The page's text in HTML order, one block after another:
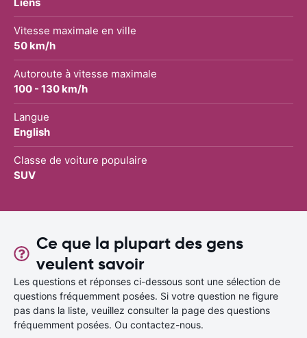
Vitesse maximale en ville
50 km/h
Autoroute à vitesse maximale
100 - 130 km/h
Langue
English
Classe de voiture populaire
SUV
Ce que la plupart des gens
veulent savoir
Les questions et réponses ci-dessous sont une sélection de
questions fréquemment posées. Si votre question ne figure
pas dans la liste, veuillez consulter la page des questions
fréquemment posées. Ou contactez-nous.